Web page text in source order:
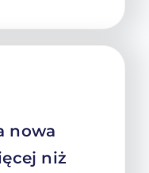
nowa
niż